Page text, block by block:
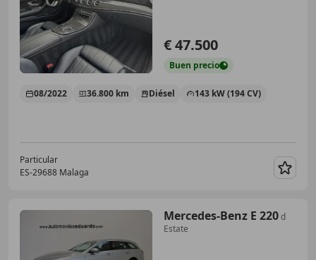
€ 47.500
Buen precio
08/2022 36.800 km Diésel 143 kW (194 CV)
Particular
ES-29688 Malaga
Mercedes-Benz E 220d
Estate